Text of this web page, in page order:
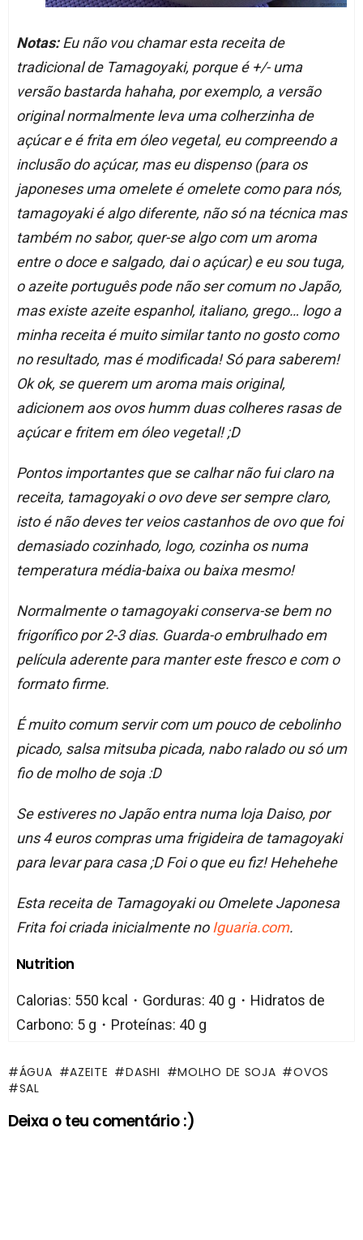
Notas:Eu não vou chamar esta receita de
tradicional de Tamagoyaki, porque é +/- uma
versão bastarda hahaha, por exemplo, a versão
original normalmente leva uma colherzinha de
açúcar e é frita em óleo vegetal, eu compreendo a
inclusão do açúcar, mas eu dispenso (para os
japoneses uma omelete é omelete como para nós,
tamagoyaki é algo diferente, não só na técnica mas
também no sabor, quer-se algo com um aroma
entre o doce e salgado, dai o açúcar) e eu sou tuga,
o azeite português pode não ser comum no Japão,
mas existe azeite espanhol, italiano, grego… logo a
minha receita é muito similar tanto no gosto como
no resultado, mas é modificada! Só para saberem!
Ok ok, se querem um aroma mais original,
adicionem aos ovos humm duas colheres rasas de
açúcar e fritem em óleo vegetal! ;D
Pontos importantes que se calhar não fui claro na
receita, tamagoyaki o ovo deve ser sempre claro,
isto é não deves ter veios castanhos de ovo que foi
demasiado cozinhado, logo, cozinha os numa
temperatura média-baixa ou baixa mesmo!
Normalmente o tamagoyaki conserva-se bem no
frigorífico por 2-3 dias. Guarda-o embrulhado em
película aderente para manter este fresco e com o
formato firme.
É muito comum servir com um pouco de cebolinho
picado, salsa mitsuba picada, nabo ralado ou só um
fio de molho de soja :D
Se estiveres no Japão entra numa loja Daiso, por
uns 4 euros compras uma frigideira de tamagoyaki
para levar para casa ;D Foi o que eu fiz! Hehehehe
Esta receita de Tamagoyaki ou Omelete Japonesa
Frita foi criada inicialmente noIguaria.com.
Nutrition
Calorias: 550 kcal・Gorduras: 40 g・Hidratos de
Carbono: 5 g・Proteínas: 40 g
ÁGUA AZEITE DASHI MOLHO DE SOJA
OVOS
SAL
Deixa o teu comentário :)